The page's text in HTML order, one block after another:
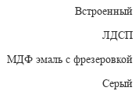
Встроенный
ЛДСП
МДФ эмаль с фрезеровкой
Серый